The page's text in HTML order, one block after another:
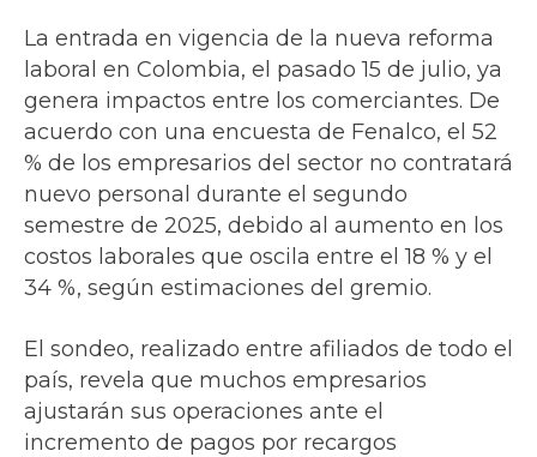
La entrada en vigencia de la nueva reforma
laboral en Colombia, el pasado 15 de julio, ya
genera impactos entre los comerciantes. De
acuerdo con una encuesta de Fenalco, el 52
% de los empresarios del sector no contratará
nuevo personal durante el segundo
semestre de 2025, debido al aumento en los
costos laborales que oscila entre el 18 % y el
34 %, según estimaciones del gremio.
El sondeo, realizado entre afiliados de todo el
país, revela que muchos empresarios
ajustarán sus operaciones ante el
incremento de pagos por recargos